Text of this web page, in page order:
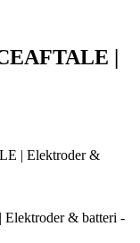
|
| Elektroder &